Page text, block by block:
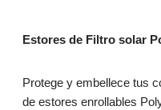
Estores de Filtro solar
Protege y embellece tus
de estores enrollables